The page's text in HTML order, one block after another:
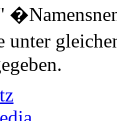
unter